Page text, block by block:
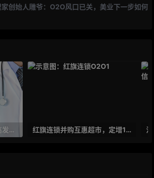
家创始人雕爷：O2O风口已关，美业下一步如何
人工智能预测流感发生，高发季预测准确率可达到90%以上 红旗连锁并购互惠超市，定增10亿大力布局O2O